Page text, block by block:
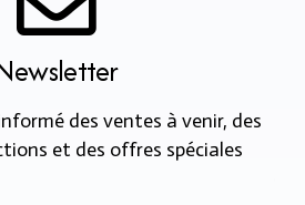
des ventes à venir, des
et des offres spéciales